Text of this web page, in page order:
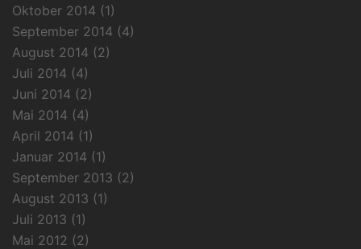
Oktober 2014 (1)
September 2014 (4)
August 2014 (2)
Juli 2014 (4)
Juni 2014 (2)
Mai 2014 (4)
April 2014 (1)
Januar 2014 (1)
September 2013 (2)
August 2013 (1)
Juli 2013 (1)
Mai 2012 (2)